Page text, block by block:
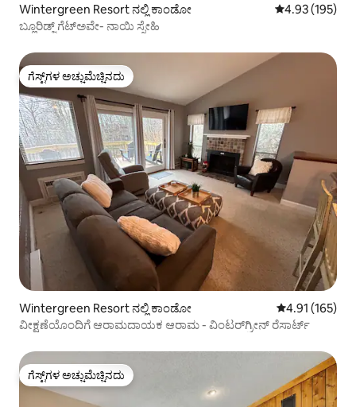
Wintergreen Resort ನಲ್ಲಿ ಕಾಂಡೋ 5 ರಲ್ಲಿ 4.93
4.93 (195)
ಬ್ಲೂರಿಡ್ಜ್ ಗೆಟ್ಅವೇ- ನಾಯಿ ಸ್ನೇಹಿ
ಗೆಸ್ಟ್‌ಗಳ ಅಚ್ಚುಮೆಚ್ಚಿನದು
ಗೆಸ್ಟ್‌ಗಳ ಅಚ್ಚುಮೆಚ್ಚಿನದು
Wintergreen Resort ನಲ್ಲಿ ಕಾಂಡೋ 5 ರಲ್ಲಿ 4.91
4.91 (165)
ವೀಕ್ಷಣೆಯೊಂದಿಗೆ ಆರಾಮದಾಯಕ ಆರಾಮ - ವಿಂಟರ್‌ಗ್ರೀನ್ ರೆಸಾರ್ಟ್
ಗೆಸ್ಟ್‌ಗಳ ಅಚ್ಚುಮೆಚ್ಚಿನದು
ಗೆಸ್ಟ್‌ಗಳ ಅಚ್ಚುಮೆಚ್ಚಿನದು